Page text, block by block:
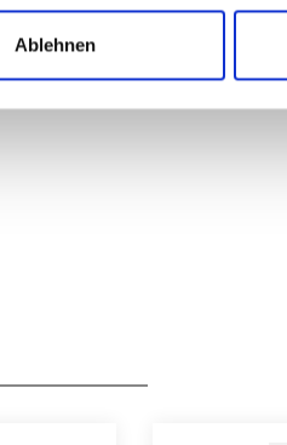
Ablehnen